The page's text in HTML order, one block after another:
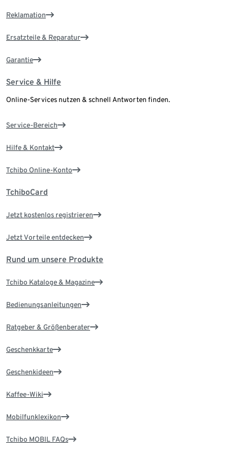
Reklamation
Ersatzteile & Reparatur
Garantie
Service & Hilfe
Online-Services nutzen & schnell Antworten finden.
Service-Bereich
Hilfe & Kontakt
Tchibo Online-Konto
TchiboCard
Jetzt kostenlos registrieren
Jetzt Vorteile entdecken
Rund um unsere Produkte
Tchibo Kataloge & Magazine
Bedienungsanleitungen
Ratgeber & Größenberater
Geschenkkarte
Geschenkideen
Kaffee-Wiki
Mobilfunklexikon
Tchibo MOBIL FAQs